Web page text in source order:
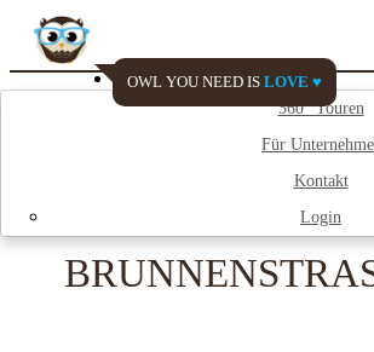
360° Touren
Für
Kontakt
Login
OWL YOU NEED IS LOVE ♥
Watch